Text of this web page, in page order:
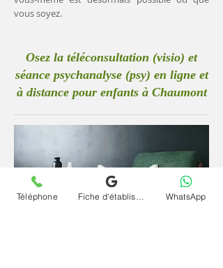
vous soyez.
Osez la téléconsultation (visio) et
séance psychanalyse (psy) en ligne et
à distance pour enfants à Chaumont
Téléphone WhatsApp